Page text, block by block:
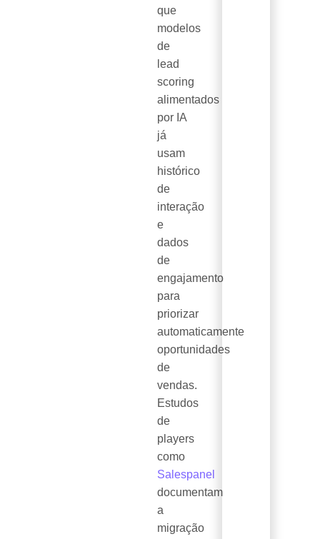
que
modelos
de
lead
scoring
alimentados
por IA
já
usam
histórico
de
interação
e
dados
de
engajamento
para
priorizar
automaticamente
oportunidades
de
vendas.
Estudos
de
players
como
Salespanel
documentam
a
migração